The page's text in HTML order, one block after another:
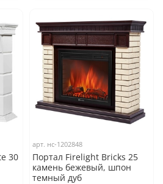
30
арт. нс-1202848
Портал Firelight Bricks 25
камень бежевый, шпон
темный дуб